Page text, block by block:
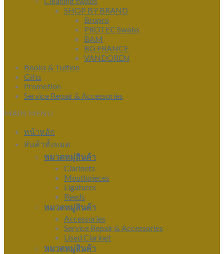
SHOP BY BRAND
Bropro
PROTEC Swabs
BAM
BG FRANCE
VANDOREN
Books & Tuition
Gifts
Promotion
Service Repair & Accessories
MAIN MENU
หน้าหลัก
สินค้าทั้งหมด
หมวดหมู่สินค้า
Clarinets
Mouthpieces
Ligatures
Reeds
หมวดหมู่สินค้า
Accessories
Service Repair & Accessories
Used Clarinet
หมวดหมู่สินค้า